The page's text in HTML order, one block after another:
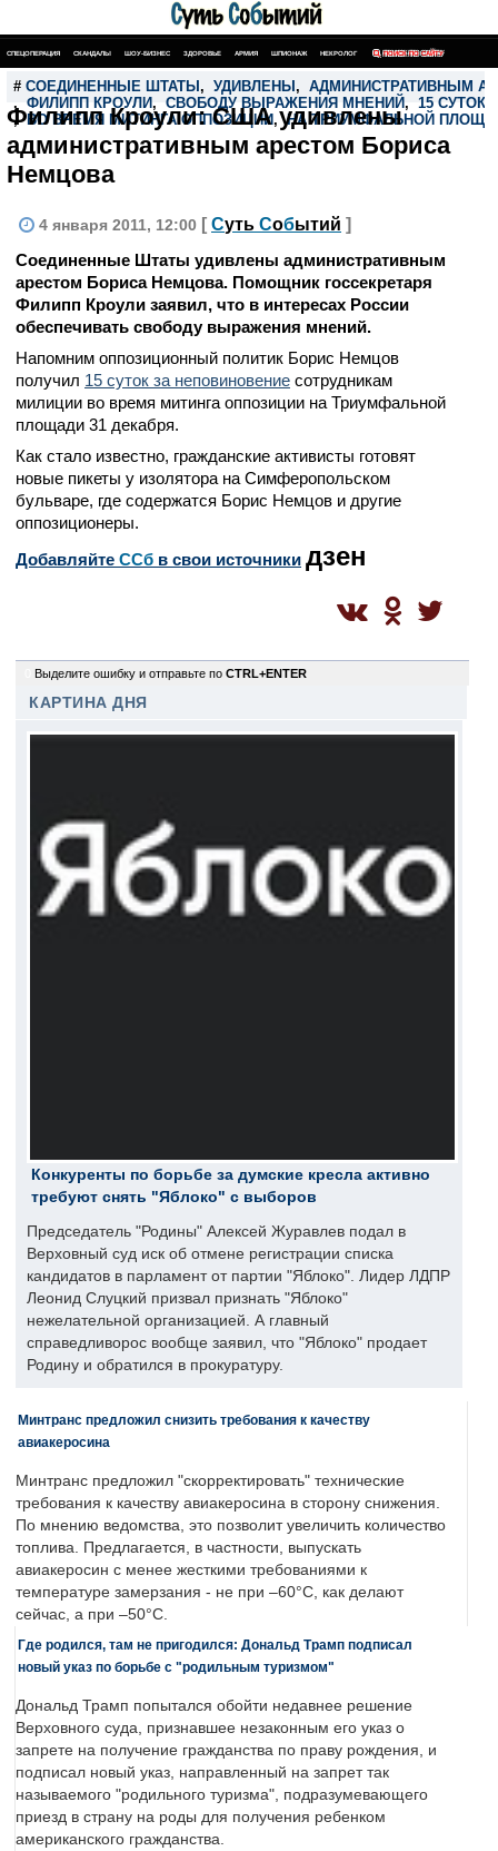
СПЕЦОПЕРАЦИЯ СКАНДАЛЫ ШОУ-БИЗНЕС ЗДОРОВЬЕ АРМИЯ ШПИОНАЖ НЕКРОЛОГ ПОИСК ПО САЙТУ
# СОЕДИНЕННЫЕ ШТАТЫ , УДИВЛЕНЫ , АДМИНИСТРАТИВНЫМ
, ФИЛИПП КРОУЛИ, СВОБОДУ ВЫРАЖЕНИЯ МНЕНИЙ, 15 СУТОК
,ВО ВРЕМЯ МИТИНГА ОППОЗИЦИИ,НА ТРИУМФАЛЬНОЙ
Филипп Кроули: США удивлены
административным арестом Бориса
Немцова
4 января 2011, 12:00 [ Суть Событий ]
Соединенные Штаты удивлены административным
арестом Бориса Немцова. Помощник госсекретаря
Филипп Кроули заявил, что в интересах России
обеспечивать свободу выражения мнений.
Напомним оппозиционный политик Борис Немцов
получил 15 суток за неповиновение сотрудникам
милиции во время митинга оппозиции на Триумфальной
площади 31 декабря.
Как стало известно, гражданские активисты готовят
новые пикеты у изолятора на Симферопольском
бульваре, где содержатся Борис Немцов и другие
оппозиционеры.
Добавляйте CСб в свои источники дзен
Выделите ошибку и отправьте по CTRL+ENTER
КАРТИНА ДНЯ
Конкуренты по борьбе за думские кресла активно
требуют снять "Яблоко" с выборов
Председатель "Родины" Алексей Журавлев подал в
Верховный суд иск об отмене регистрации списка
кандидатов в парламент от партии "Яблоко". Лидер ЛДПР
Леонид Слуцкий призвал признать "Яблоко"
нежелательной организацией. А главный
справедливорос вообще заявил, что "Яблоко" продает
Родину и обратился в прокуратуру.
Минтранс предложил снизить требования к качеству
авиакеросина
Минтранс предложил "скорректировать" технические
требования к качеству авиакеросина в сторону снижения.
По мнению ведомства, это позволит увеличить количество
топлива. Предлагается, в частности, выпускать
авиакеросин с менее жесткими требованиями к
температуре замерзания - не при –60°C, как делают
сейчас, а при –50°C.
Где родился, там не пригодился: Дональд Трамп подписал
новый указ по борьбе с "родильным туризмом"
Дональд Трамп попытался обойти недавнее решение
Верховного суда, признавшее незаконным его указ о
запрете на получение гражданства по праву рождения, и
подписал новый указ, направленный на запрет так
называемого "родильного туризма", подразумевающего
приезд в страну на роды для получения ребенком
американского гражданства.